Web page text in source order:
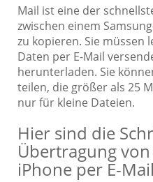
Mail ist eine der
zwischen einem
zu kopieren. Sie müssen
Daten per E-Mail
herunterladen. Sie
teilen, die größer als 25
nur für kleine Dateien.
Hier sind die
Übertragung
iPhone per E-